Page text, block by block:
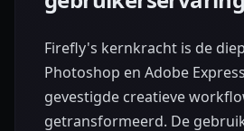
Firefly's kernkracht is de
Photoshop en Adobe
gevestigde creatieve
getransformeerd. De